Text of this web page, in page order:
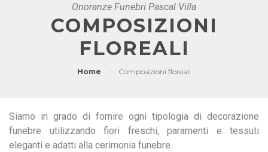
Onoranze Funebri Pascal Villa
COMPOSIZIONI
FLOREALI
Home Composizioni floreali
Siamo in grado di fornire ogni tipologia di decorazione
funebre utilizzando fiori freschi, paramenti e tessuti
eleganti e adatti alla cerimonia funebre.